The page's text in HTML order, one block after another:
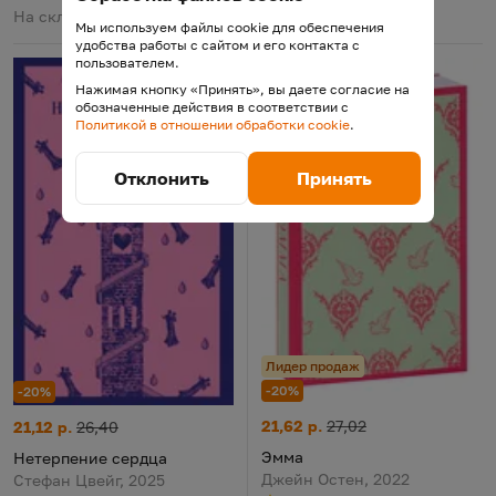
На складе
Осталось 3 шт.
-20%
Нетерпение сердца
Цена:
21,12 р.
Старая цена:
26,40
Нетерпение сердца
Стефан Цвейг, 2025
Лидер продаж
-20%
Эмма
Цена:
21,62 р.
Старая цена:
27,02
Эмма
Джейн Остен, 2022
Мы используем файлы cookie для обеспечения
удобства работы с сайтом и его контакта с
пользователем.
Нажимая кнопку «Принять», вы даете согласие на
обозначенные действия в соответствии с
Политикой в отношении обработки cookie.
Отклонить Принять